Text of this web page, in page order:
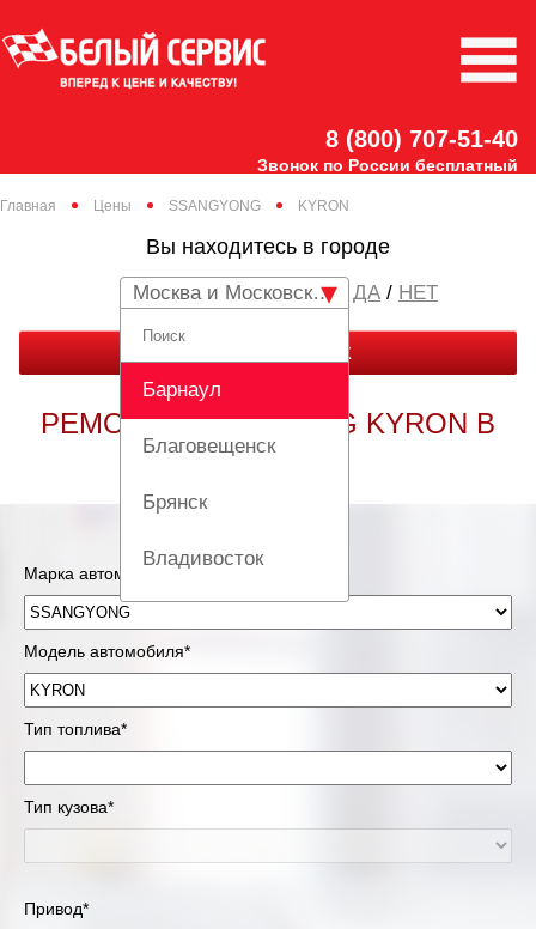
8 (800) 707-51-40
Звонок по России бесплатный
Главная Цены SSANGYONG KYRON
Вы находитесь в городе
Москва и Московская область
Барнаул
Благовещенск
Брянск
Владивосток
Екатеринбург
Киров
/ НЕТ
ЗАКАЗАТЬ ЗВОНОК
РЕМОНТ SSANGYONG KYRON В
МОСКВЕ
Марка автомобиля*
Модель автомобиля*
Тип топлива*
Тип кузова*
Привод*